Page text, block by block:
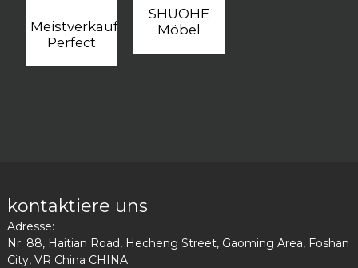
Meistverkauftes
Perfect
SHUOHE
Möbel
kontaktiere uns
Adresse:
Nr. 88, Haitian Road, Hecheng Street, Gaoming Area, Foshan
City, VR China CHINA